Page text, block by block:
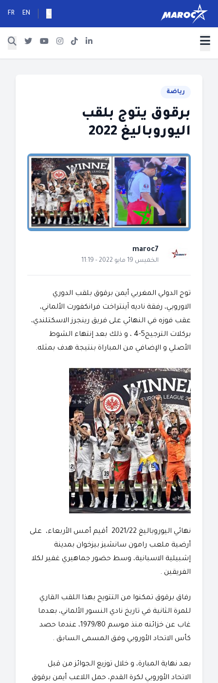
EN
FR
رياضة
برقوق يتوج بلقب
اليوروباليغ 2022
maroc7
الخميس 19 مايو 2022 - 11:19
توج الدولي المغربي أيمن برقوق بلقب الدوري
الاوروبي، رفقة ناديه آينتراخت فرانكفورت الألماني،
عقب فوزه في النهائي على فريق رينجرز الاسكتلندي،
بركلات الترجيح5-4 ، و ذلك بعد إنتهاء الشوط
الأصلي و الإضافي من المباراة بنتيجة هدف بمثله.
نهائي اليوروباليغ 2021/22 أقيم أمس الأربعاء، على
أرضية ملعب رامون سانشيز بيزخوان بمدينة
إشبيلية الاسبانية، وسط حضور جماهيري غفير لكلا
الفريقين .
رفاق برقوق تمكنوا من التتويج بهذا اللقب القاري
للمرة الثانية في تاريخ نادي النسور الألماني، بعدما
غاب عن خزائنه منذ موسم 1979/80، عندما حصد
كأس الاتحاد الأوروبي وفق المسمى السابق .
بعد نهاية المبارة، و خلال توزيع الجوائز من قبل
الاتحاد الأوروبي لكرة القدم، حمل اللاعب أيمن برقوق